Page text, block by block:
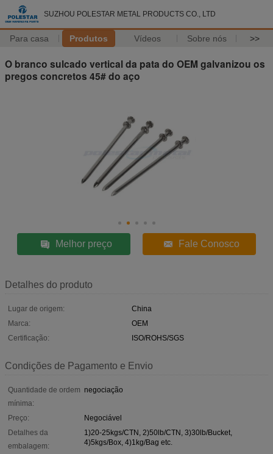
SUZHOU POLESTAR METAL PRODUCTS CO., LTD
Para casa Produtos Vídeos Sobre nós >>
O branco sulcado vertical da pata do OEM galvanizou os
pregos concretos 45# do aço
Melhor preço Fale Conosco
Detalhes do produto
Lugar de origem:
China
Marca:
OEM
Certificação:
ISO/ROHS/SGS
Condições de Pagamento e Envio
Quantidade de ordem
mínima:
negociação
Preço:
Negociável
Detalhes da
embalagem:
1)20-25kgs/CTN, 2)50lb/CTN, 3)30lb/Bucket,
4)5kgs/Box, 4)1kg/Bag etc.